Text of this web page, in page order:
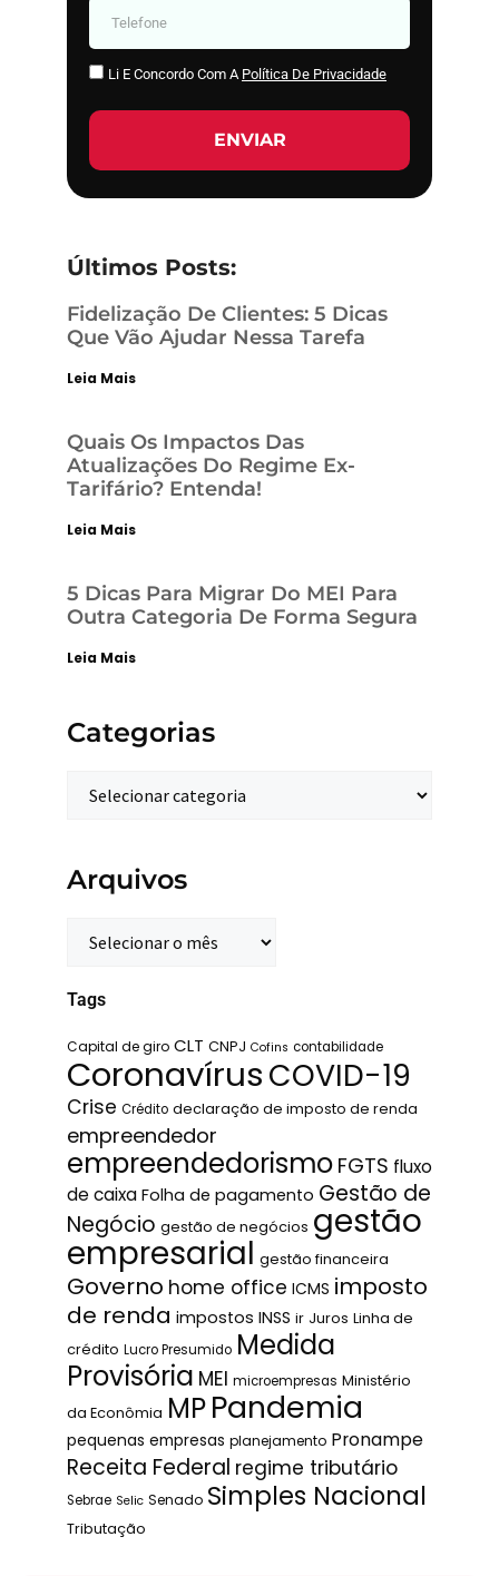
Li E Concordo Com A Política De Privacidade
ENVIAR
Últimos Posts:
Fidelização De Clientes: 5 Dicas
Que Vão Ajudar Nessa Tarefa
Leia Mais
Quais Os Impactos Das
Atualizações Do Regime Ex-
Tarifário? Entenda!
Leia Mais
5 Dicas Para Migrar Do MEI Para
Outra Categoria De Forma Segura
Leia Mais
Categorias
Arquivos
Tags
Capital de giro CLT CNPJ Cofins contabilidade
CoronavírusCOVID-19
Crise Crédito declaração de imposto de renda
empreendedor
empreendedorismo FGTS fluxo
de caixa Folha de pagamento Gestão de
Negócio gestão de negócios gestão
empresarial gestão financeira
Governo home office ICMS imposto
de renda impostos INSS ir Juros Linha de
crédito Lucro Presumido Medida
Provisória MEI microempresas Ministério
da Econômia MPPandemia
pequenas empresas planejamento Pronampe
Receita Federal regime tributário
Sebrae Selic Senado Simples Nacional
Tributação